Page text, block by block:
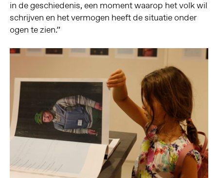
in de geschiedenis, een moment waarop het volk wil
schrijven en het vermogen heeft de situatie onder
ogen te zien.”